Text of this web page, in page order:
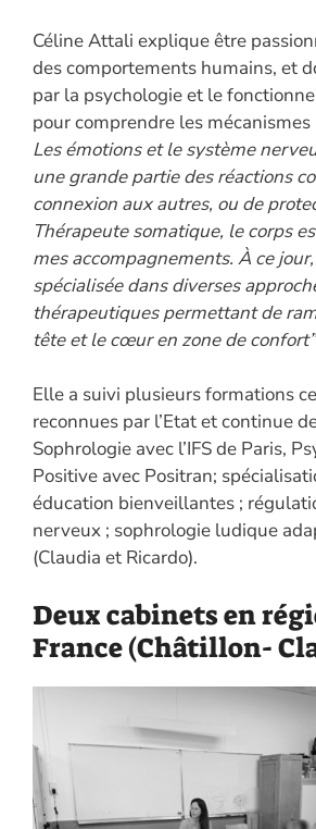
Céline Attali explique être
des comportements humains, et
par la psychologie et le
pour comprendre les mécanismes
Les émotions et le système
une grande partie des réactions
connexion aux autres, ou de
Thérapeute somatique, le corps
mes accompagnements. À ce
spécialisée dans diverses
thérapeutiques permettant de
tête et le cœur en zone de
Elle a suivi plusieurs formations
reconnues par l’Etat et continue
Sophrologie avec l’IFS de Paris,
Positive avec Positran;
éducation bienveillantes ;
nerveux ; sophrologie ludique
(Claudia et Ricardo).
Deux cabinets en
France (Châtillon-